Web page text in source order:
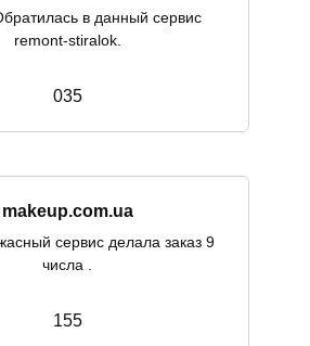
в данный сервис
remont-stiralok.
035
makeup.com.ua
сервис делала заказ 9
числа .
155